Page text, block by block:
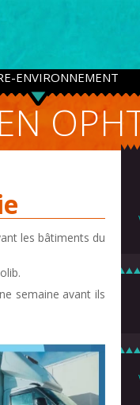
ENVIRONNEMENT
les bâtiments du
semaine avant ils